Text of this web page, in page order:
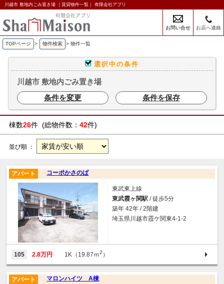
川越市 敷地内ごみ置き場 ｜賃貸物件一覧｜ 有限会社アプリ
お問い合せ お店へ連絡
TOPページ > 物件検索 > 物件一覧
選択中の条件
川越市 敷地内ごみ置き場
条件を変更
条件を保存
棟数26件 (総物件数： 42件)
並び順 ：
コーポかさのば
アパート
東武東上線
東武霞ヶ関駅 / 徒歩5分
築年 42年 / 2階建
埼玉県川越市霞ケ関東4-1-2
105 2.8万円 1K（19.87ｍ2 ）
マロンハイツ A棟
アパート